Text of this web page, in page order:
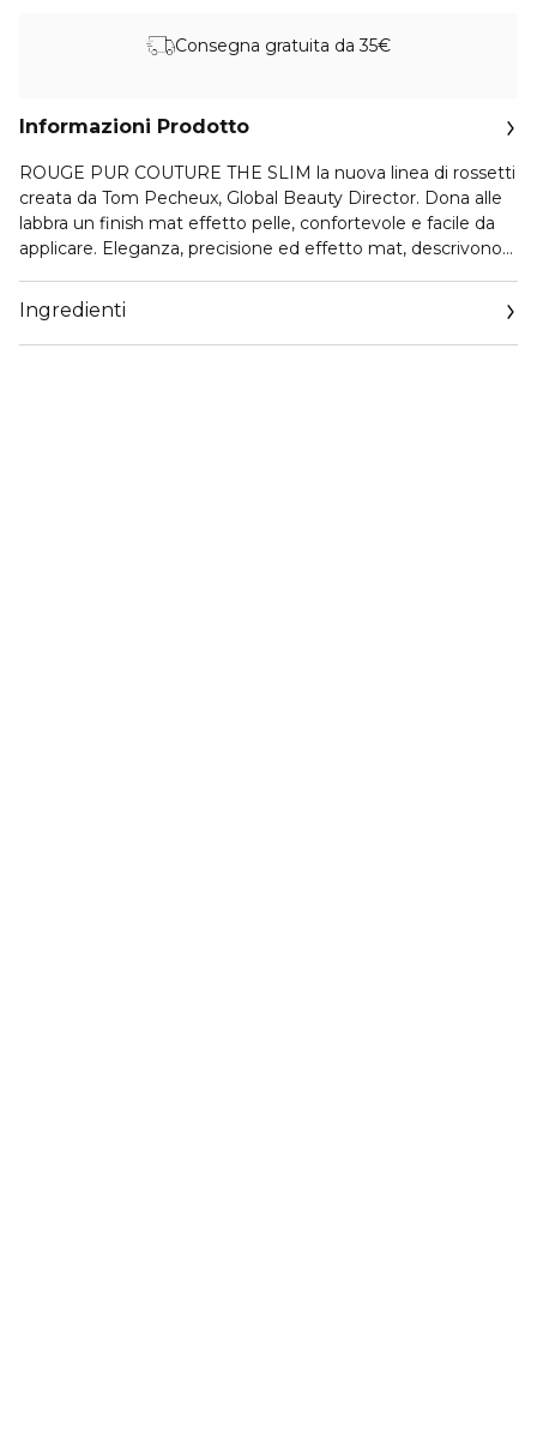
Consegna gratuita da 35€
Informazioni Prodotto
ROUGE PUR COUTURE THE SLIM la nuova linea di rossetti
creata da Tom Pecheux, Global Beauty Director. Dona alle
labbra un finish mat effetto pelle, confortevole e facile da
applicare. Eleganza, precisione ed effetto mat, descrivono
ROUGE PUR COUTURE THE SLIM è il rossetto per le
donne che osano, per le donne che vanno oltre il limite.
Ispirato al colore intenso e alla morbidezza del cuoio,
Ingredienti